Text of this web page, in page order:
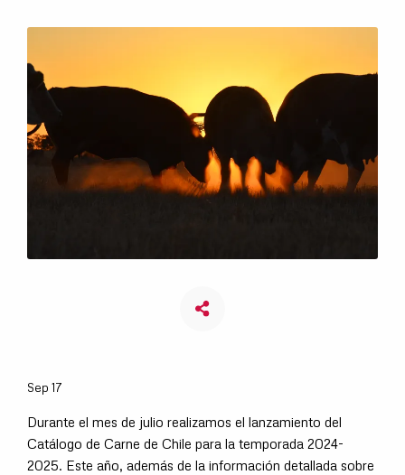
Sep 17
Durante el mes de julio realizamos el lanzamiento del
Catálogo de Carne de Chile para la temporada 2024-
2025. Este año, además de la información detallada sobre